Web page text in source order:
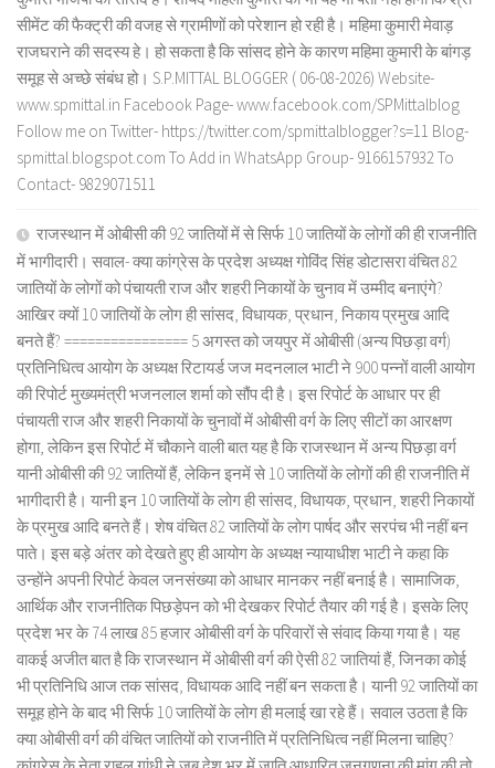
सीमेंट की फैक्ट्री की वजह से ग्रामीणों को परेशान हो रही है। महिमा कुमारी मेवाड़
राजघराने की सदस्य हे। हो सकता है कि सांसद होने के कारण महिमा कुमारी के बांगड़
समूह से अच्छे संबंध हो। S.P.MITTAL BLOGGER ( 06-08-2026) Website-
www.spmittal.in Facebook Page- www.facebook.com/SPMittalblog
Follow me on Twitter- https://twitter.com/spmittalblogger?s=11 Blog-
spmittal.blogspot.com To Add in WhatsApp Group- 9166157932 To
Contact- 9829071511
राजस्थान में ओबीसी की 92 जातियों में से सिर्फ 10 जातियों के लोगों की ही राजनीति
में भागीदारी। सवाल- क्या कांग्रेस के प्रदेश अध्यक्ष गोविंद सिंह डोटासरा वंचित 82
जातियों के लोगों को पंचायती राज और शहरी निकायों के चुनाव में उम्मीद बनाएंगे?
आखिर क्यों 10 जातियों के लोग ही सांसद, विधायक, प्रधान, निकाय प्रमुख आदि
बनते हैं? ================ 5 अगस्त को जयपुर में ओबीसी (अन्य पिछड़ा वर्ग)
प्रतिनिधित्व आयोग के अध्यक्ष रिटायर्ड जज मदनलाल भाटी ने 900 पन्नों वाली आयोग
की रिपोर्ट मुख्यमंत्री भजनलाल शर्मा को सौंप दी है। इस रिपोर्ट के आधार पर ही
पंचायती राज और शहरी निकायों के चुनावों में ओबीसी वर्ग के लिए सीटों का आरक्षण
होगा, लेकिन इस रिपोर्ट में चौकाने वाली बात यह है कि राजस्थान में अन्य पिछड़ा वर्ग
यानी ओबीसी की 92 जातियों हैं, लेकिन इनमें से 10 जातियों के लोगों की ही राजनीति में
भागीदारी है। यानी इन 10 जातियों के लोग ही सांसद, विधायक, प्रधान, शहरी निकायों
के प्रमुख आदि बनते हैं। शेष वंचित 82 जातियों के लोग पार्षद और सरपंच भी नहीं बन
पाते। इस बड़े अंतर को देखते हुए ही आयोग के अध्यक्ष न्यायाधीश भाटी ने कहा कि
उन्होंने अपनी रिपोर्ट केवल जनसंख्या को आधार मानकर नहीं बनाई है। सामाजिक,
आर्थिक और राजनीतिक पिछड़ेपन को भी देखकर रिपोर्ट तैयार की गई है। इसके लिए
प्रदेश भर के 74 लाख 85 हजार ओबीसी वर्ग के परिवारों से संवाद किया गया है। यह
वाकई अजीत बात है कि राजस्थान में ओबीसी वर्ग की ऐसी 82 जातियां हैं, जिनका कोई
भी प्रतिनिधि आज तक सांसद, विधायक आदि नहीं बन सकता है। यानी 92 जातियों का
समूह होने के बाद भी सिर्फ 10 जातियों के लोग ही मलाई खा रहे हैं। सवाल उठता है कि
क्या ओबीसी वर्ग की वंचित जातियों को राजनीति में प्रतिनिधित्व नहीं मिलना चाहिए?